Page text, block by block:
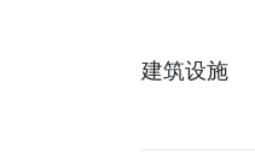
建筑设施